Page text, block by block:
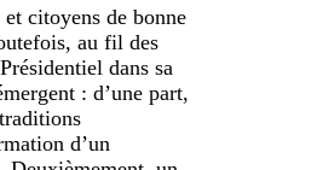
citoyens de bonne
au fil des
dans sa
: d’une part,
d’un